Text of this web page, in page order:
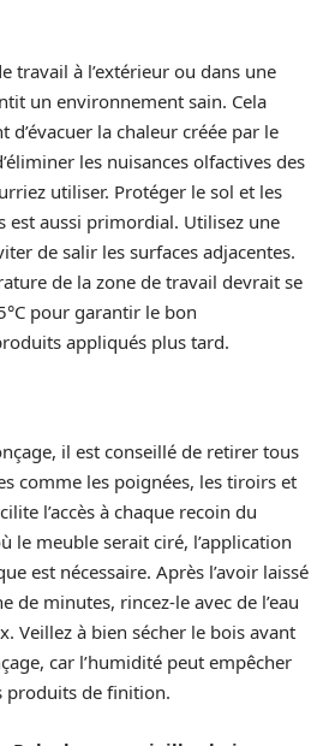
travail à l’extérieur ou dans une
un environnement sain. Cela
d’évacuer la chaleur créée par le
les nuisances olfactives des
utiliser. Protéger le sol et les
est aussi primordial. Utilisez une
de salir les surfaces adjacentes.
de la zone de travail devrait se
pour garantir le bon
appliqués plus tard.
il est conseillé de retirer tous
comme les poignées, les tiroirs et
l’accès à chaque recoin du
le meuble serait ciré, l’application
est nécessaire. Après l’avoir laissé
de minutes, rincez-le avec de l’eau
Veillez à bien sécher le bois avant
car l’humidité peut empêcher
produits de finition.